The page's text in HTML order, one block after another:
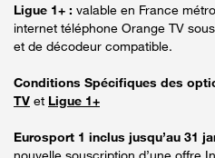
Ligue 1+ : valable en France
internet téléphone Orange TV
et de décodeur compatible.
Conditions Spécifiques des
TV et Ligue 1+
Eurosport 1 inclus jusqu’au 31
nouvelle souscription d’une offre